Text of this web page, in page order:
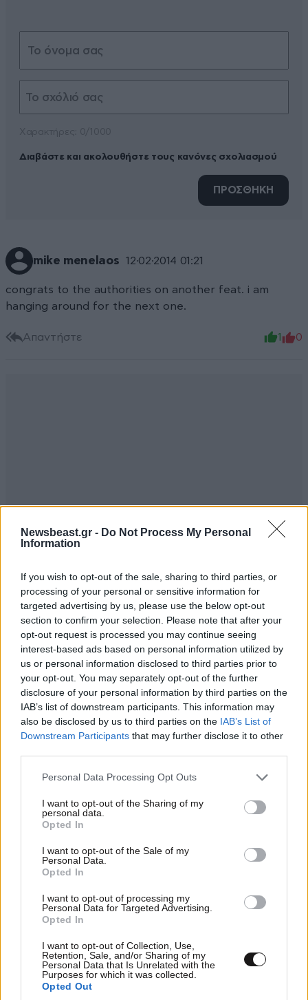
Newsbeast.gr - Do Not Process My Personal
Information
If you wish to opt-out of the sale, sharing to third parties, or
processing of your personal or sensitive information for
targeted advertising by us, please use the below opt-out
section to confirm your selection. Please note that after your
opt-out request is processed you may continue seeing
interest-based ads based on personal information utilized by
us or personal information disclosed to third parties prior to
your opt-out. You may separately opt-out of the further
disclosure of your personal information by third parties on the
IAB’s list of downstream participants. This information may
also be disclosed by us to third parties on the IAB’s List of
Downstream Participants that may further disclose it to other
Please note that this website/app uses one or more Google
not limited to your visit or usage behaviour. You may click to
grant or deny consent to Google and its third-party tags to
use your data for below specified purposes in below Google
consent section.
Personal Data Processing Opt Outs
I want to opt-out of the Sharing of my
personal data.
Opted In
I want to opt-out of the Sale of my
Personal Data.
Opted In
I want to opt-out of processing my
Personal Data for Targeted Advertising.
Opted In
I want to opt-out of Collection, Use,
Retention, Sale, and/or Sharing of my
Personal Data that Is Unrelated with the
Purposes for which it was collected.
Opted Out
Διαβάστε και ακολουθήστε τους κανόνες σχολιασμού
ΠΡΟΣΘΗΚΗ
mike menelaos 12·02·2014 01:21
congrats to the authorities on another feat. i am
hanging around for the next one.
Απαντήστε 1 0
Anarxikos 11·02·2014 19:57
Κώστα μαζί σου...
Απαντήστε 4
kastoras 11·02·2014 12:10
γουσταρει , αποφυλακιση σε καποιους αλλους , και
χειροτερος χαρακτηρισμος λιγο θα ειναι γιαυτο το
μπαχαλο.
Απαντήστε
Douskas John
Πίστευα και πιστεύω πως η ανθρώπινη κοινωνία
πρέπει να τείνει και να εξελίσσεται προς μία ιδανική
ελευθεριακή κατάσταση. Εννοώ την μείωση κάθε